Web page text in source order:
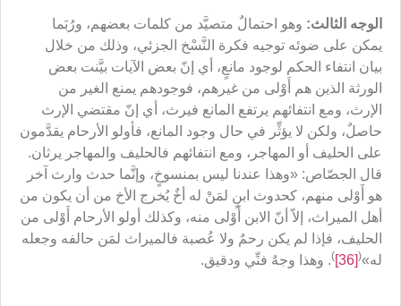
الوجه الثالث: وهو احتمالٌ متصيَّد من كلمات بعضهم، ورُبَما
يمكن على ضوئه توجيه فكرة النَّسْخ الجزئي، وذلك من خلال
بيان انتفاء الحكم لوجود مانعٍ، أي إنّ بعض الآيات بيَّنت بعض
الورثة الذين هم أَوْلى من غيرهم، فوجودهم يمنع الغير من
الإرث، ومع انتفائهم يرتفع المانع فيرث، أي إنّ مقتضي الإرث
حاصلٌ، ولكن لا يؤثِّر في حال وجود المانع، فأولو الأرحام يقدَّمون
على الحليف أو المهاجر، ومع انتفائهم فالحليف والمهاجر يرثان.
قال الجصّاص: «وهذا عندنا ليس بمنسوخٍ، وإنَّما حدث وارث آخر
هو أَوْلى منهم، كحدوث ابنٍ لمَنْ له أخٌ يُخرج الأخ من أن يكون من
أهل الميراث، إلاّ أنّ الابن أَوْلى منه، وكذلك أولو الأرحام أَوْلى من
الحليف، فإذا لم يكن رحمٌ ولا عُصبة فالميراث لمَن حالفه وجعله
له»(
[36]
). وهذا وجهٌ فنِّي ودقيق.